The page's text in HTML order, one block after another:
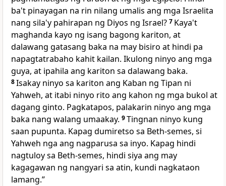
ba't pinayagan na rin nilang umalis ang mga Israelita
nang sila'y pahirapan ng Diyos ng Israel? 7 Kaya't
maghanda kayo ng isang bagong kariton, at
dalawang gatasang baka na may bisiro at hindi pa
napagtatrabaho kahit kailan. Ikulong ninyo ang mga
guya, at ipahila ang kariton sa dalawang baka.
8Isakay ninyo sa kariton ang Kaban ng Tipan ni
Yahweh, at itabi ninyo rito ang kahon ng mga bukol at
dagang ginto. Pagkatapos, palakarin ninyo ang mga
baka nang walang umaakay. 9Tingnan ninyo kung
saan pupunta. Kapag dumiretso sa Beth-semes, si
Yahweh nga ang nagparusa sa inyo. Kapag hindi
nagtuloy sa Beth-semes, hindi siya ang may
kagagawan ng nangyari sa atin, kundi nagkataon
lamang.”